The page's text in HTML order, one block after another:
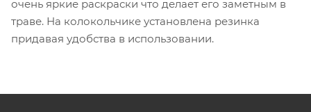
очень яркие раскраски что делает его заметным в
траве. На колокольчике установлена резинка
придавая удобства в использовании.